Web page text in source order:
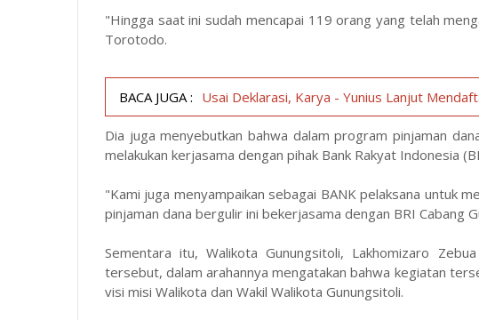
"Hingga saat ini sudah mencapai 119 orang yang telah
Torotodo.
BACA JUGA : Usai Deklarasi, Karya - Yunius Lanjut
Dia juga menyebutkan bahwa dalam program pinjaman
melakukan kerjasama dengan pihak Bank Rakyat Indonesia
"Kami juga menyampaikan sebagai BANK pelaksana untuk
pinjaman dana bergulir ini bekerjasama dengan BRI Cabang
Sementara itu, Walikota Gunungsitoli, Lakhomizaro
tersebut, dalam arahannya mengatakan bahwa kegiatan
visi misi Walikota dan Wakil Walikota Gunungsitoli.